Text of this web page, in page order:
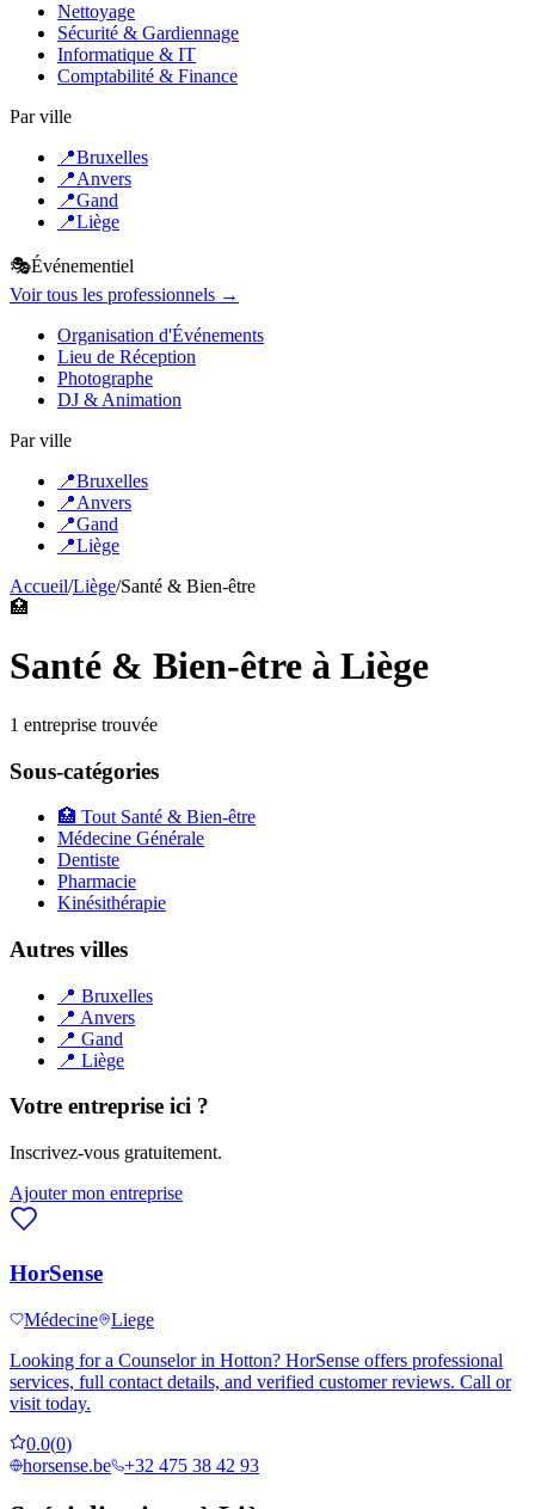
Nettoyage
Sécurité & Gardiennage
Informatique & IT
Comptabilité & Finance
Par ville
📍Bruxelles
📍Anvers
📍Gand
📍Liège
🎭Événementiel
Voir tous les professionnels →
Organisation d'Événements
Lieu de Réception
Photographe
DJ & Animation
Par ville
📍Bruxelles
📍Anvers
📍Gand
📍Liège
Accueil/Liège/Santé & Bien-être
🏥
Santé & Bien-être à Liège
1 entreprise trouvée
Sous-catégories
🏥 Tout Santé & Bien-être
Médecine Générale
Dentiste
Pharmacie
Kinésithérapie
Autres villes
📍 Bruxelles
📍 Anvers
📍 Gand
📍 Liège
Votre entreprise ici ?
Inscrivez-vous gratuitement.
Ajouter mon entreprise
HorSense
Médecine
Liege
Looking for a Counselor in Hotton? HorSense offers professional
services, full contact details, and verified customer reviews. Call or
visit today.
0.0(0)
horsense.be
+32 475 38 42 93